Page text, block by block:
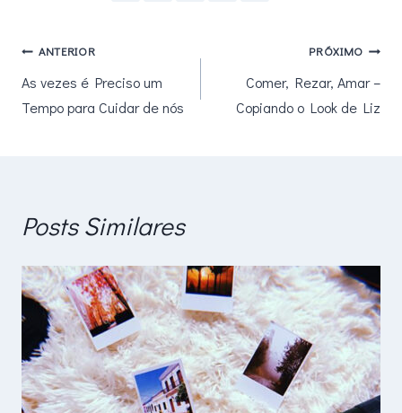
Navegação
de
ANTERIOR
As vezes é Preciso um
Tempo para Cuidar de nós
PRÓXIMO
Comer, Rezar, Amar –
Copiando o Look de Liz
Posts Similares